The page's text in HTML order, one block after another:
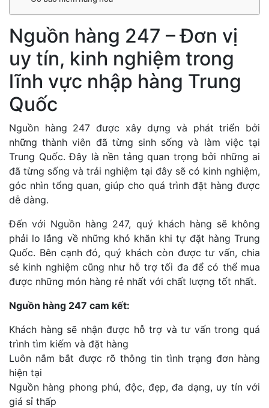
Nguồn hàng 247 – Đơn vị
uy tín, kinh nghiệm trong
lĩnh vực nhập hàng Trung
Quốc
Nguồn hàng 247 được xây dựng và phát triển bởi
những thành viên đã từng sinh sống và làm việc tại
Trung Quốc. Đây là nền tảng quan trọng bởi những ai
đã từng sống và trải nghiệm tại đây sẽ có kinh nghiệm,
góc nhìn tổng quan, giúp cho quá trình đặt hàng được
dễ dàng.
Đến với Nguồn hàng 247, quý khách hàng sẽ không
phải lo lắng về những khó khăn khi tự đặt hàng Trung
Quốc. Bên cạnh đó, quý khách còn được tư vấn, chia
sẻ kinh nghiệm cũng như hỗ trợ tối đa để có thể mua
được những món hàng rẻ nhất với chất lượng tốt nhất.
Nguồn hàng 247 cam kết:
Khách hàng sẽ nhận được hỗ trợ và tư vấn trong quá
trình tìm kiếm và đặt hàng
Luôn nắm bắt được rõ thông tin tình trạng đơn hàng
hiện tại
Nguồn hàng phong phú, độc, đẹp, đa dạng, uy tín với
giá sỉ thấp